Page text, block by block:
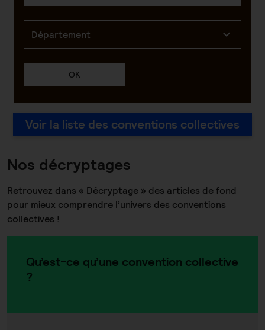
Département
OK
Voir la liste des conventions collectives
Nos décryptages
Retrouvez dans « Décryptage » des articles de fond
pour mieux comprendre l’univers des conventions
collectives !
Qu’est-ce qu’une convention collective
?